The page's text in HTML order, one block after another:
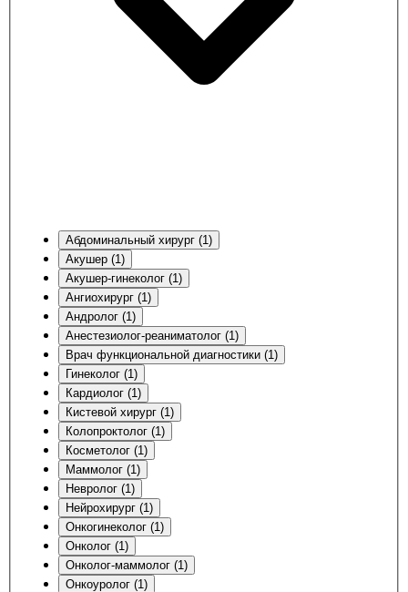
Абдоминальный хирург (1)
Акушер (1)
Акушер-гинеколог (1)
Ангиохирург (1)
Андролог (1)
Анестезиолог-реаниматолог (1)
Врач функциональной диагностики (1)
Гинеколог (1)
Кардиолог (1)
Кистевой хирург (1)
Колопроктолог (1)
Косметолог (1)
Маммолог (1)
Невролог (1)
Нейрохирург (1)
Онкогинеколог (1)
Онколог (1)
Онколог-маммолог (1)
Онкоуролог (1)